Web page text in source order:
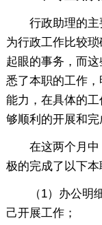
行政助理的主
为行政工作比较
起眼的事务，而
悉了本职的工作
能力，在具体的
够顺利的开展和完
在这两个月中，
极的完成了以下本
（1）办公明细
己开展工作；